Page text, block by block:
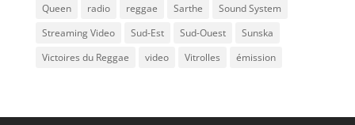
Queen
radio reggae Sarthe
Sound System
Streaming Video
Sud-Est Sud-Ouest
Sunska
Victoires du Reggae
video Vitrolles émission